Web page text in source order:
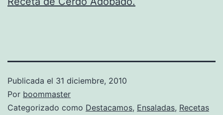
Publicada el 31 diciembre, 2010
Por boommaster
Categorizado como Destacamos, Ensaladas, Recetas